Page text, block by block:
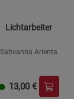
Lichtarbeiter
Sahvanna Arienta
13,00 €